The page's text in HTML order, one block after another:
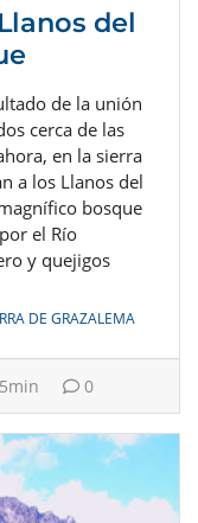
del
de la unión
cerca de las
en la sierra
a los Llanos del
bosque
el Río
y quejigos
DE GRAZALEMA
5min 0